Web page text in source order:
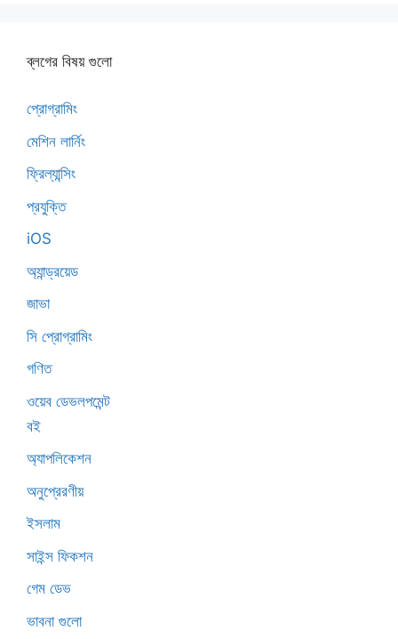
ব্লগের বিষয় গুলো
প্রোগ্রামিং
মেশিন লার্নিং
ফ্রিল্যান্সিং
প্রযুক্তি
iOS
অ্যান্ড্রয়েড
জাভা
সি প্রোগ্রামিং
গণিত
ওয়েব ডেভলপমেন্ট
বই
অ্যাপলিকেশন
অনুপ্রেরণীয়
ইসলাম
সাইন্স ফিকশন
গেম ডেভ
ভাবনা গুলো